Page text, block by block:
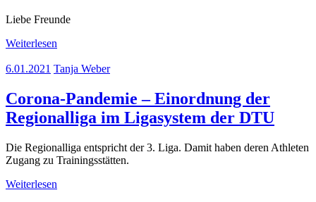
Liebe Freunde
Weiterlesen
6.01.2021 Tanja Weber
Corona-Pandemie – Einordnung der
Regionalliga im Ligasystem der DTU
Die Regionalliga entspricht der 3. Liga. Damit haben deren Athleten
Zugang zu Trainingsstätten.
Weiterlesen